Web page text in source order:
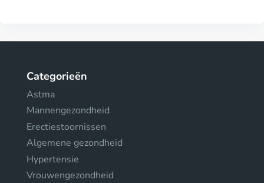
Categorieën
Astma
Mannengezondheid
Erectiestoornissen
Algemene gezondheid
Hypertensie
Vrouwengezondheid